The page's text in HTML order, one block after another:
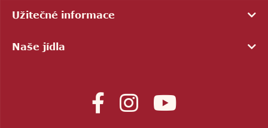
Užitečné informace
Naše jídla